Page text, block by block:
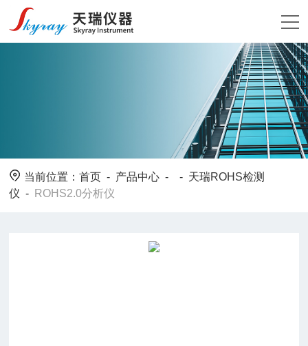
当前位置：首页 - 产品中心 - - 天瑞ROHS检测
仪 - ROHS2.0分析仪